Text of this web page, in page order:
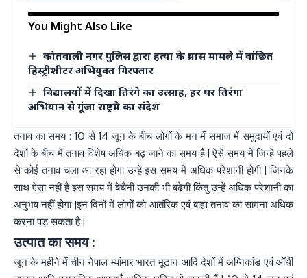
You Might Also Like
कोतवाली नगर पुलिस द्वारा हत्या के प्रयास मामले में वांछित
हिस्ट्रीशीटर अभियुक्त गिरफ्तार
विद्यालयों में दिखा तिरंगे का उत्साह, हर घर तिरंगा
अभियान से गूंजा राष्ट्रप्रेम का संदेश
तनाव का समय : 10 से 14 जून के बीच लोगों के मन में समाज में समुदायों एवं दो
देशों के बीच में तनाव विशेष अधिक बढ़ जाने का समय है | ऐसे समय में जिन्हें पहले
से कोई तनाव चला आ रहा होगा उन्हें इस समय में अधिक परेशानी होगी | जिनके
साथ ऐसा नहीं है इस समय में बेचैनी उनकी भी बढ़ेगी किंतु उन्हें अधिक परेशानी का
अनुभव नहीं होगा |इन दिनों में लोगों को आतंरिक एवं बाह्य तनाव का सामना अधिक
करना पड़ सकता है |
उत्पात का समय :
जून के महीने में चीन नेपाल म्यांमार भारत भूटान आदि देशों में अग्निकांड एवं आँधी